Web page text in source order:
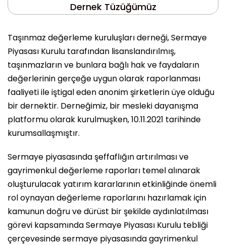
Dernek Tüzüğümüz
Taşınmaz değerleme kuruluşları derneği, Sermaye
Piyasası Kurulu tarafından lisanslandırılmış,
taşınmazların ve bunlara bağlı hak ve faydaların
değerlerinin gerçeğe uygun olarak raporlanması
faaliyeti ile iştigal eden anonim şirketlerin üye olduğu
bir dernektir. Derneğimiz, bir mesleki dayanışma
platformu olarak kurulmuşken, 10.11.2021 tarihinde
kurumsallaşmıştır.
Sermaye piyasasında şeffaflığın artırılması ve
gayrimenkul değerleme raporları temel alınarak
oluşturulacak yatırım kararlarının etkinliğinde önemli
rol oynayan değerleme raporlarını hazırlamak için
kamunun doğru ve dürüst bir şekilde aydınlatılması
görevi kapsamında Sermaye Piyasası Kurulu tebliği
çerçevesinde sermaye piyasasında gayrimenkul